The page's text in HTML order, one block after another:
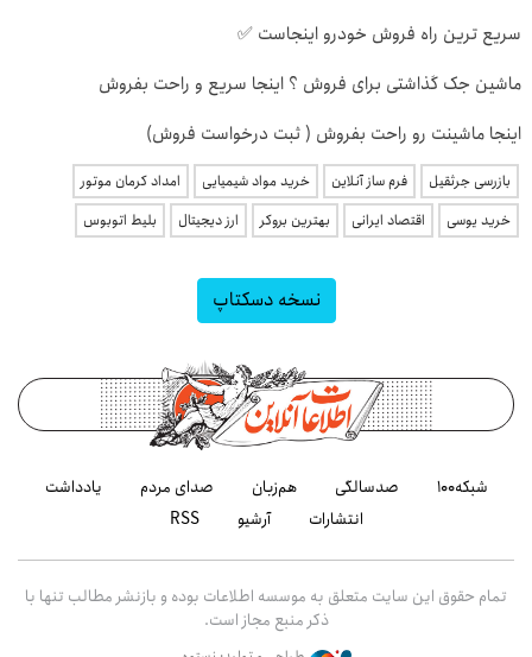
سریع ترین راه فروش خودرو اینجاست ✅
ماشین جک گذاشتی برای فروش ؟ اینجا سریع و راحت بفروش
اینجا ماشینت رو راحت بفروش ( ثبت درخواست فروش)
بازرسی جرثقیل فرم ساز آنلاین خرید مواد شیمیایی
امداد کرمان موتور
خرید یوسی
اقتصاد ایرانی بهترین بروکر ارز دیجیتال بلیط اتوبوس
نسخه دسکتاپ
شبکه۱۰۰ صدسالگی هم‌زبان صدای مردم
یادداشت
انتشارات
آرشیو RSS
تمام حقوق این سایت متعلق به موسسه اطلاعات بوده و بازنشر مطالب تنها با
ذکر منبع مجاز است.